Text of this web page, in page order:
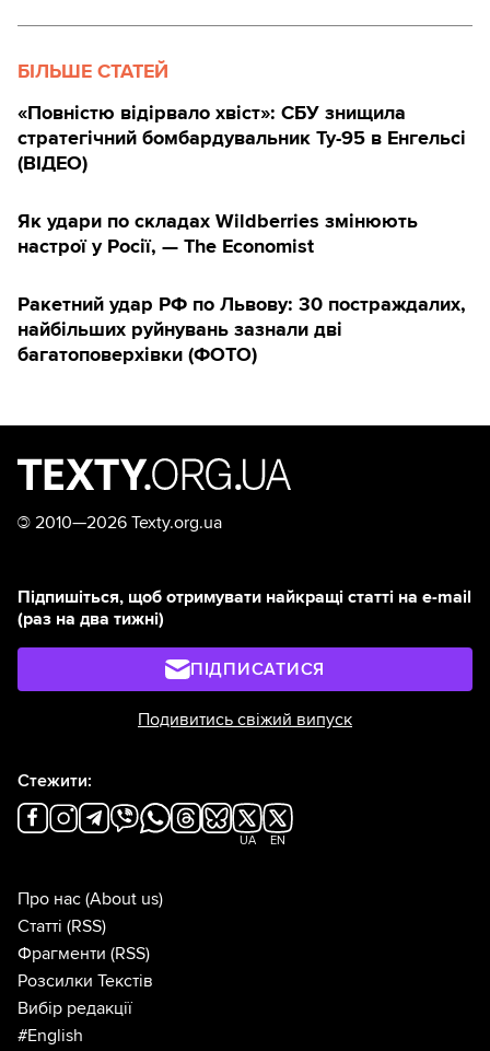
БІЛЬШЕ СТАТЕЙ
«Повністю відірвало хвіст»: СБУ знищила
стратегічний бомбардувальник Ту-95 в Енгельсі
(ВІДЕО)
Як удари по складах Wildberries змінюють
настрої у Росії, — The Economist
Ракетний удар РФ по Львову: 30 постраждалих,
найбільших руйнувань зазнали дві
багатоповерхівки (ФОТО)
© 2010—2026 Texty.org.ua
Підпишіться, щоб отримувати найкращі статті на e-mail
(раз на два тижні)
ПІДПИСАТИСЯ
Подивитись свіжий випуск
Стежити:
UA EN
Про нас (About us)
Статті (RSS)
Фрагменти (RSS)
Розсилки Текстів
Вибір редакції
#English